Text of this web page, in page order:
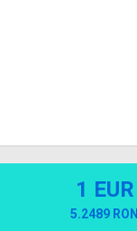
1 EUR
5.2489 RON